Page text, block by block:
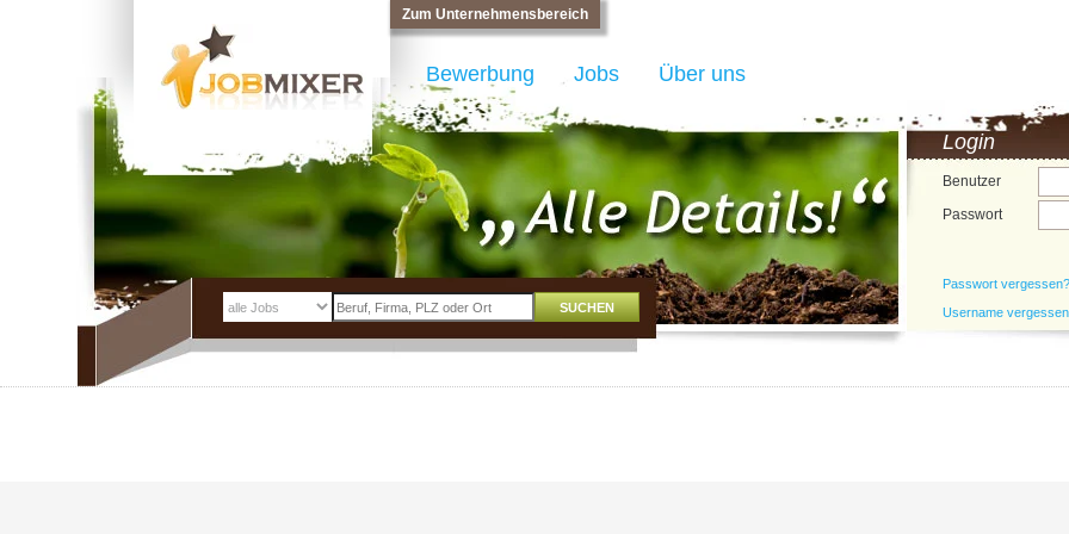
Zum Unternehmensbereich
Login
Benutzer
Passwort
Passwort vergessen?
Username
Bewerbung Jobs Über uns